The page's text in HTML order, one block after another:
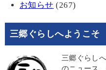
お知らせ (267)
三郷ぐらしへようこそ
三郷ぐらし